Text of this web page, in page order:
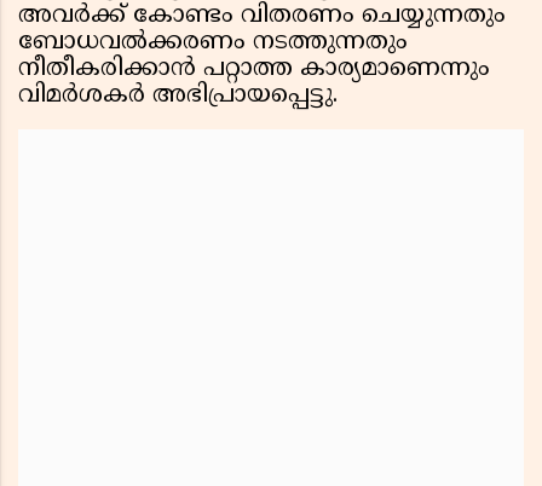
അവർക്ക് കോണ്ടം വിതരണം ചെയ്യുന്നതും
ബോധവൽക്കരണം നടത്തുന്നതും
നീതീകരിക്കാൻ പറ്റാത്ത കാര്യമാണെന്നും
വിമർശകർ അഭിപ്രായപ്പെട്ടു.